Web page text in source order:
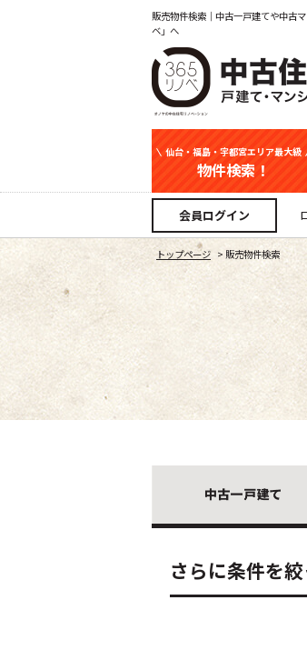
販売物件検索｜中古一戸建てや中古
ベ」へ
仙台・福島・宇都宮エリア最大級
物件検索！
中古一戸建て
マンション
新築一戸建て
土地
事業用
会員ログイン
トップページ > 販売物件検索
さらに条件を